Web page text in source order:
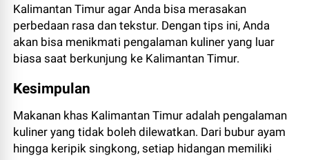
Kalimantan Timur agar Anda bisa merasakan
perbedaan rasa dan tekstur. Dengan tips ini, Anda
akan bisa menikmati pengalaman kuliner yang luar
biasa saat berkunjung ke Kalimantan Timur.
Kesimpulan
Makanan khas Kalimantan Timur adalah pengalaman
kuliner yang tidak boleh dilewatkan. Dari bubur ayam
hingga keripik singkong, setiap hidangan memiliki